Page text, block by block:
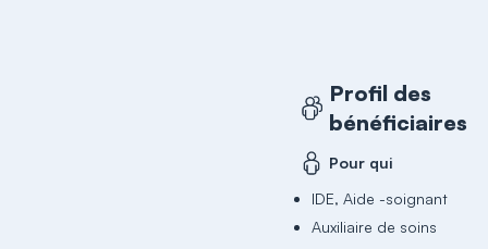
Profil des
bénéficiaires
Pour qui
IDE, Aide -soignant
Auxiliaire de soins